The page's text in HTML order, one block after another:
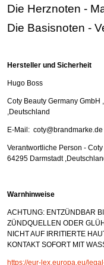
Die Herznoten -
Die Basisnoten -
Hersteller und Sicherheit
Hugo Boss
Coty Beauty Germany
,Deutschland
E-Mail: coty@brandmarke.de
Verantwortliche Person -
64295 Darmstadt
Warnhinweise
ACHTUNG: ENTZÜNDBAR
ZÜNDQUELLEN ODER
NICHT AUF IRRITIERTE
KONTAKT SOFORT MIT
https://eur-lex.europa.eu/